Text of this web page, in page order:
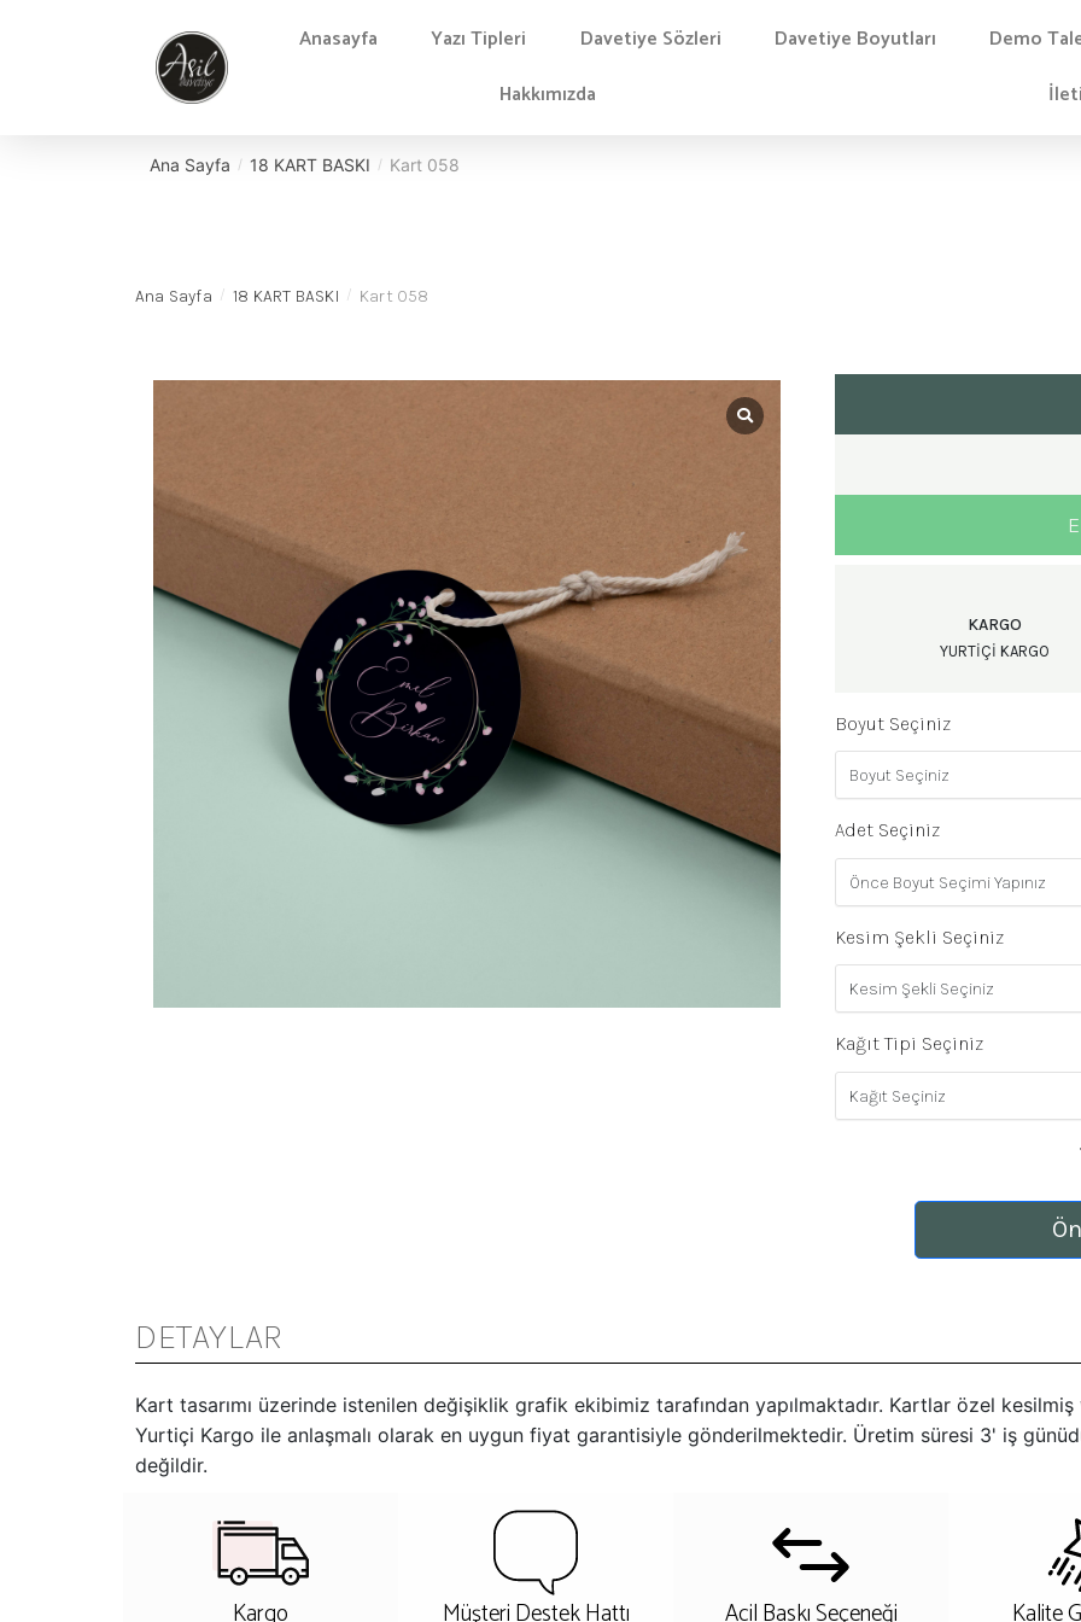
Anasayfa Yazı Tipleri Davetiye Sözleri Davetiye Boyutları Demo
Hakkımızda
Ana Sayfa / 18 KART BASKI / Kart 058
Ana Sayfa / 18 KART BASKI / Kart 058
KARGO
YURTIÇI KARGO
Boyut Seçiniz
Adet Seçiniz
Kesim Şekli Seçiniz
Kağıt Tipi Seçiniz
DETAYLAR
Kart tasarımı üzerinde istenilen değişiklik grafik ekibimiz tarafından yapılmaktadır. Kartlar özel
Yurtiçi Kargo ile anlaşmalı olarak en uygun fiyat garantisiyle gönderilmektedir. Üretim süresi 3' iş
değildir.
Kargo Müşteri Destek Hattı Acil Baskı Seçeneği Kalite